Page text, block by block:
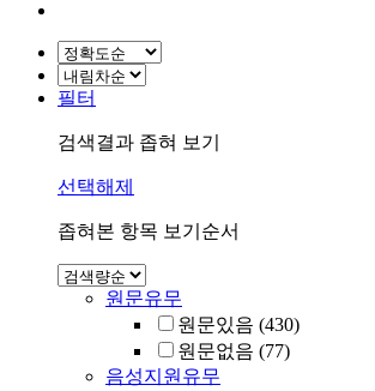
필터
검색결과 좁혀 보기
선택해제
좁혀본 항목 보기순서
원문유무
원문있음 (430)
원문없음 (77)
음성지원유무